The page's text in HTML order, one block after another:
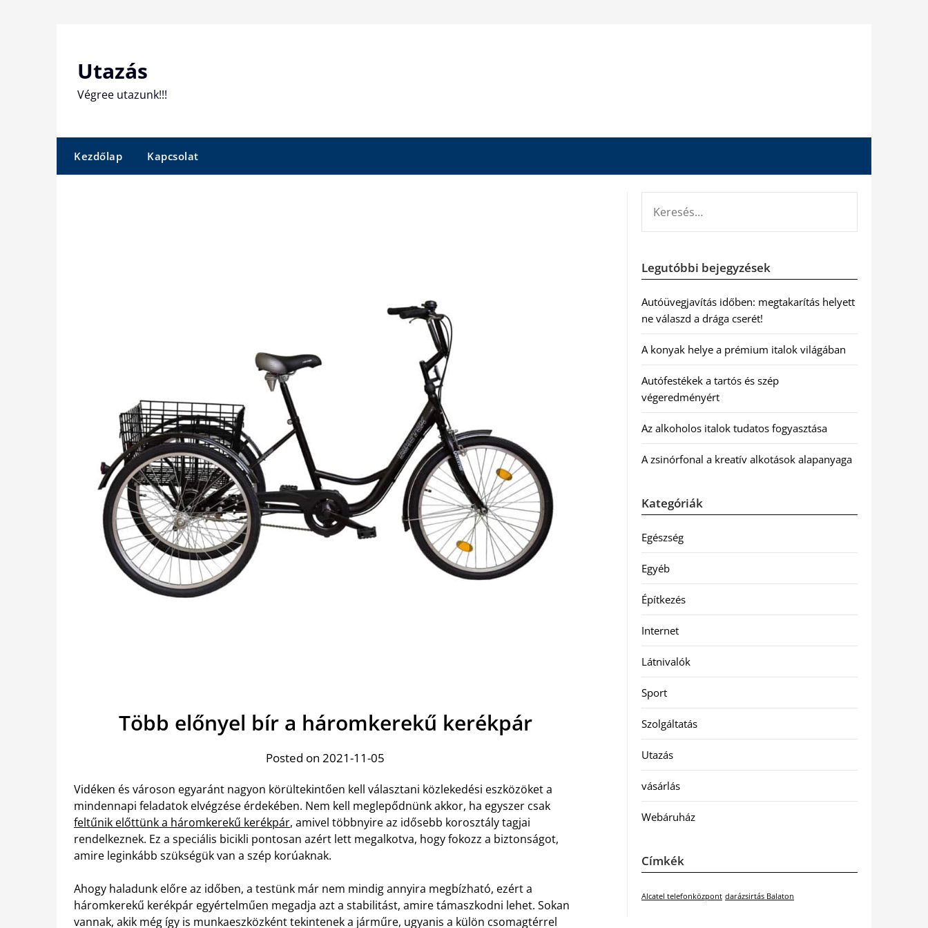
Utazás
Végree utazunk!!!
Kezdőlap Kapcsolat
Több előnyel bír a háromkerekű kerékpár
Posted on 2021-11-05
Vidéken és városon egyaránt nagyon körültekintően kell választani közlekedési eszközöket a
mindennapi feladatok elvégzése érdekében. Nem kell meglepődnünk akkor, ha egyszer csak
feltűnik előttünk a háromkerekű kerékpár, amivel többnyire az idősebb korosztály tagjai
rendelkeznek. Ez a speciális bicikli pontosan azért lett megalkotva, hogy fokozz a biztonságot,
amire leginkább szükségük van a szép korúaknak.
Ahogy haladunk előre az időben, a testünk már nem mindig annyira megbízható, ezért a
háromkerekű kerékpár egyértelműen megadja azt a stabilitást, amire támaszkodni lehet. Sokan
vannak, akik még így is munkaeszközként tekintenek a járműre, ugyanis a külön csomagtérrel
Legutóbbi bejegyzések
Autóüvegjavítás időben: megtakarítás helyett
ne válaszd a drága cserét!
A konyak helye a prémium italok világában
Autófestékek a tartós és szép
végeredményért
Az alkoholos italok tudatos fogyasztása
A zsinórfonal a kreatív alkotások alapanyaga
Kategóriák
Egészség
Egyéb
Építkezés
Internet
Látnivalók
Sport
Szolgáltatás
Utazás
vásárlás
Webáruház
Címkék
Alcatel telefonközpont darázsirtás Balaton